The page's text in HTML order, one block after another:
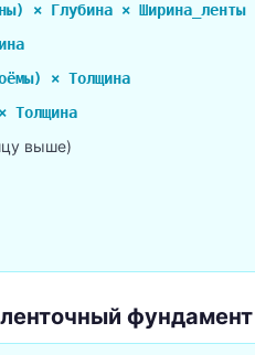
× Глубина × Ширина_ленты
× Толщина
Толщина
выше)
фундамент